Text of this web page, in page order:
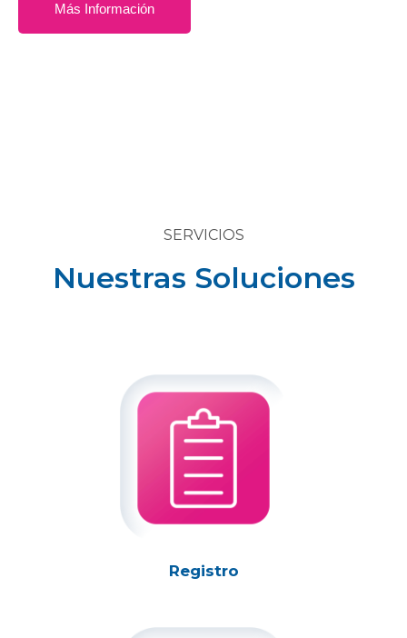
Más Información
SERVICIOS
Nuestras Soluciones
Registro